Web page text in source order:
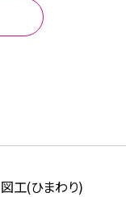
図工(ひまわり)